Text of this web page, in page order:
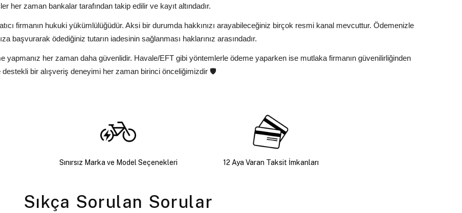
her zaman bankalar tarafından takip edilir ve kayıt altındadır.
firmanın hukuki yükümlülüğüdür. Aksi bir durumda hakkınızı arayabileceğiniz birçok resmi kanal mevcuttur. Ödemenizle
başvurarak ödediğiniz tutarın iadesinin sağlanması haklarınız arasındadır.
yapmanız her zaman daha güvenlidir. Havale/EFT gibi yöntemlerle ödeme yaparken ise mutlaka firmanın güvenilirliğinden
bir alışveriş deneyimi her zaman birinci önceliğimizdir 🛡️
Sınırsız Marka ve Model Seçenekleri 12 Aya Varan Taksit İmkanları
Sıkça Sorulan Sorular